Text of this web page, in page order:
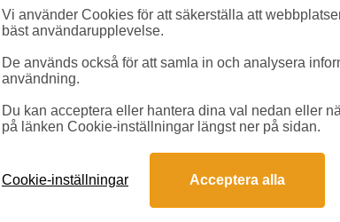
»Pennor, Ritmaterial»Penna - Märk/Text»Märkpenna Faber-
enkel
Vi använder Cookies för att säkerställa att
bäst användarupplevelse.
De används också för att samla in och analysera
användning.
Du kan acceptera eller hantera dina val nedan eller
på länken Cookie-inställningar längst ner på sidan.
Cookie-inställningar Acceptera alla